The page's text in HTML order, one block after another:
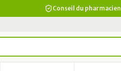
Conseil du pharmacien